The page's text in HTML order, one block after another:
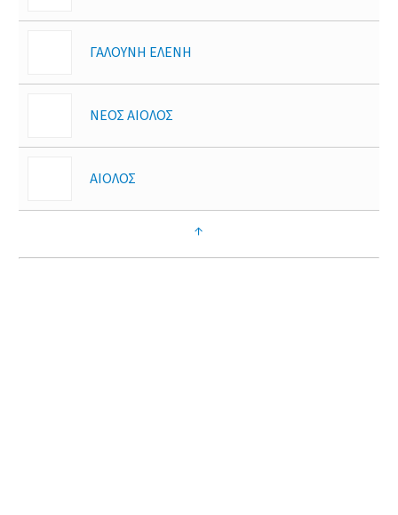
ΓΑΛΟΥΝΗ ΕΛΕΝΗ
ΝΕΟΣ ΑΙΟΛΟΣ
ΑΙΟΛΟΣ
↑